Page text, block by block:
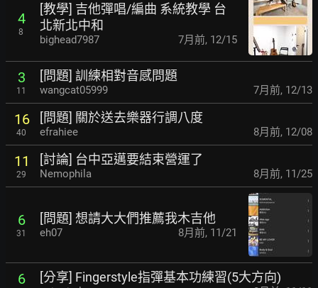
4
8
[教學] 吉他彈唱/編曲 系統教學 台
北新北中和
bighead7987 7月前, 12/15
3
11
[問題] 訓練相對音感問題
wangcat05999 7月前, 12/13
16
40
[問題] 關於送去樂器行調八度
efrahiee 8月前, 12/08
11
29
[討論] 台中亞邁要結束營運了
Nemophila 8月前, 11/25
6
31
[問題] 想請大大們推薦我木吉他
eh07 8月前, 11/21
6 [分享] Fingerstyle指彈基本功練習(5大方向)